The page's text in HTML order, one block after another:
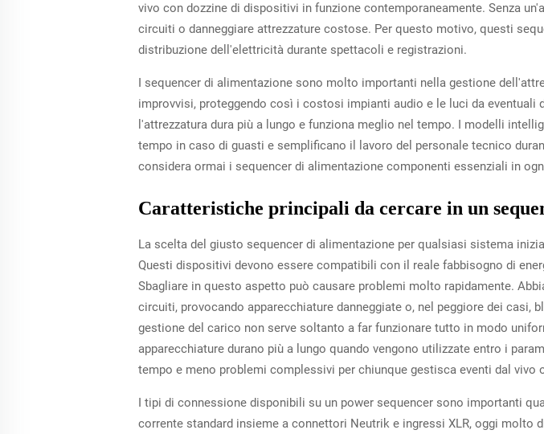
vivo con dozzine di dispositivi in funzione contemporaneamente. Senza
circuiti o danneggiare attrezzature costose. Per questo motivo, questi
distribuzione dell'elettricità durante spettacoli e registrazioni.
I sequencer di alimentazione sono molto importanti nella gestione
improvvisi, proteggendo così i costosi impianti audio e le luci da
l'attrezzatura dura più a lungo e funziona meglio nel tempo. I modelli
tempo in caso di guasti e semplificano il lavoro del personale tecnico
considera ormai i sequencer di alimentazione componenti essenziali in
Caratteristiche principali da cercare in un
La scelta del giusto sequencer di alimentazione per qualsiasi sistema
Questi dispositivi devono essere compatibili con il reale fabbisogno di
Sbagliare in questo aspetto può causare problemi molto rapidamente.
circuiti, provocando apparecchiature danneggiate o, nel peggiore dei
gestione del carico non serve soltanto a far funzionare tutto in modo
apparecchiature durano più a lungo quando vengono utilizzate entro i
tempo e meno problemi complessivi per chiunque gestisca eventi dal vivo
I tipi di connessione disponibili su un power sequencer sono importanti
corrente standard insieme a connettori Neutrik e ingressi XLR, oggi